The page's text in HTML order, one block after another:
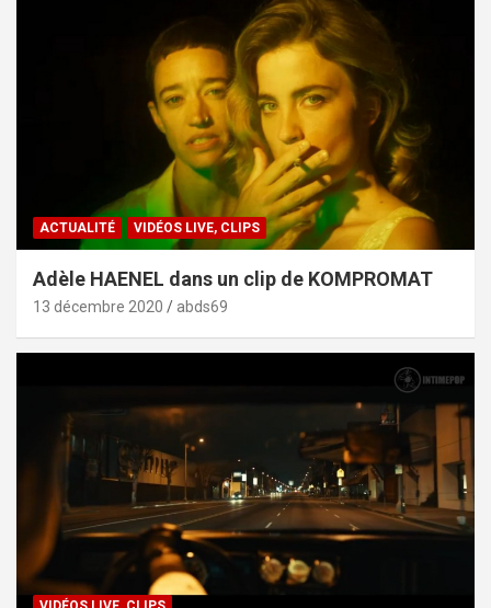
ACTUALITÉ VIDÉOS LIVE, CLIPS
Adèle HAENEL dans un clip de KOMPROMAT
13 décembre 2020 abds69